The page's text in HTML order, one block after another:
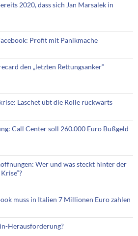
2020, dass sich Jan Marsalek in
Profit mit Panikmache
den „letzten Rettungsanker“
Laschet übt die Rolle rückwärts
Call Center soll 260.000 Euro Bußgeld
Wer und was steckt hinter der
muss in Italien 7 Millionen Euro zahlen
Herausforderung?